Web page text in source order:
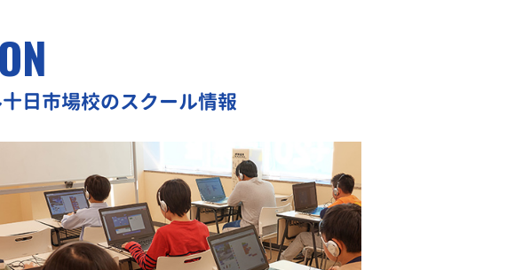
日市場校のスクール情報